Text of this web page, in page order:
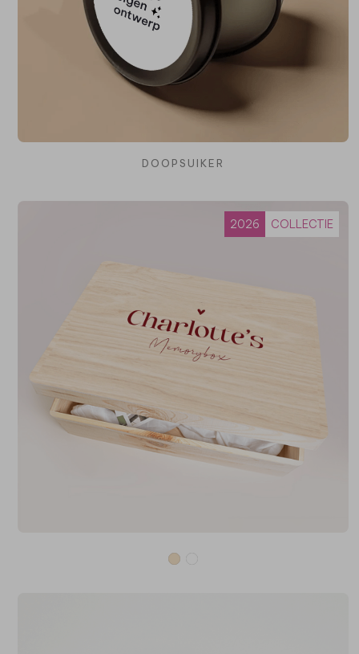
DOOPSUIKER
2026 COLLECTIE